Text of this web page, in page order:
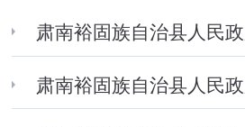
肃南裕固族自治县人民
肃南裕固族自治县人民